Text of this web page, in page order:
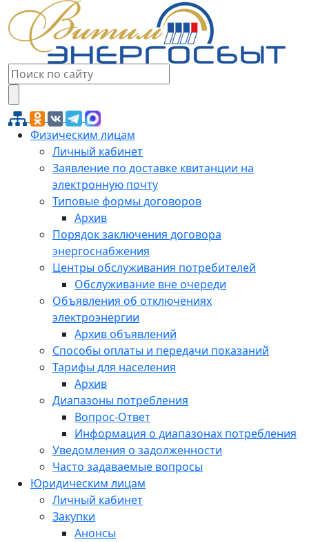
Физическим лицам
Личный кабинет
Заявление по доставке квитанции на
электронную почту
Типовые формы договоров
Архив
Порядок заключения договора
энергоснабжения
Центры обслуживания потребителей
Обслуживание вне очереди
Объявления об отключениях
электроэнергии
Архив объявлений
Способы оплаты и передачи показаний
Тарифы для населения
Архив
Диапазоны потребления
Вопрос-Ответ
Информация о диапазонах потребления
Уведомления о задолженности
Часто задаваемые вопросы
Юридическим лицам
Личный кабинет
Закупки
Анонсы